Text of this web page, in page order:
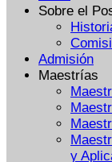
Sobre el
Admisión
Maestrías
y